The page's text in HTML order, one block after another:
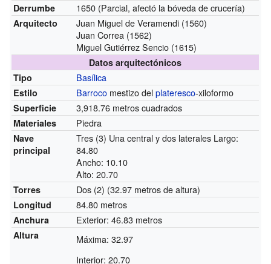
Derrumbe 1650 (Parcial, afectó la bóveda de crucería)
Arquitecto
Juan Miguel de Veramendi (1560)
Juan Correa (1562)
Miguel Gutiérrez Sencio (1615)
Datos arquitectónicos
Tipo
Basílica
Estilo Barroco mestizo delplateresco-xiloformo
Superficie 3,918.76 metros cuadrados
Materiales Piedra
Nave
principal
Tres (3) Una central y dos laterales Largo:
84.80
Ancho: 10.10
Alto: 20.70
Torres Dos (2) (32.97 metros de altura)
Longitud 84.80 metros
Anchura Exterior: 46.83 metros
Altura
Máxima: 32.97
Interior: 20.70